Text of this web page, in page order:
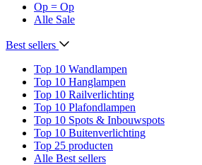
Op = Op
Alle Sale
Best sellers
Top 10 Wandlampen
Top 10 Hanglampen
Top 10 Railverlichting
Top 10 Plafondlampen
Top 10 Spots & Inbouwspots
Top 10 Buitenverlichting
Top 25 producten
Alle Best sellers